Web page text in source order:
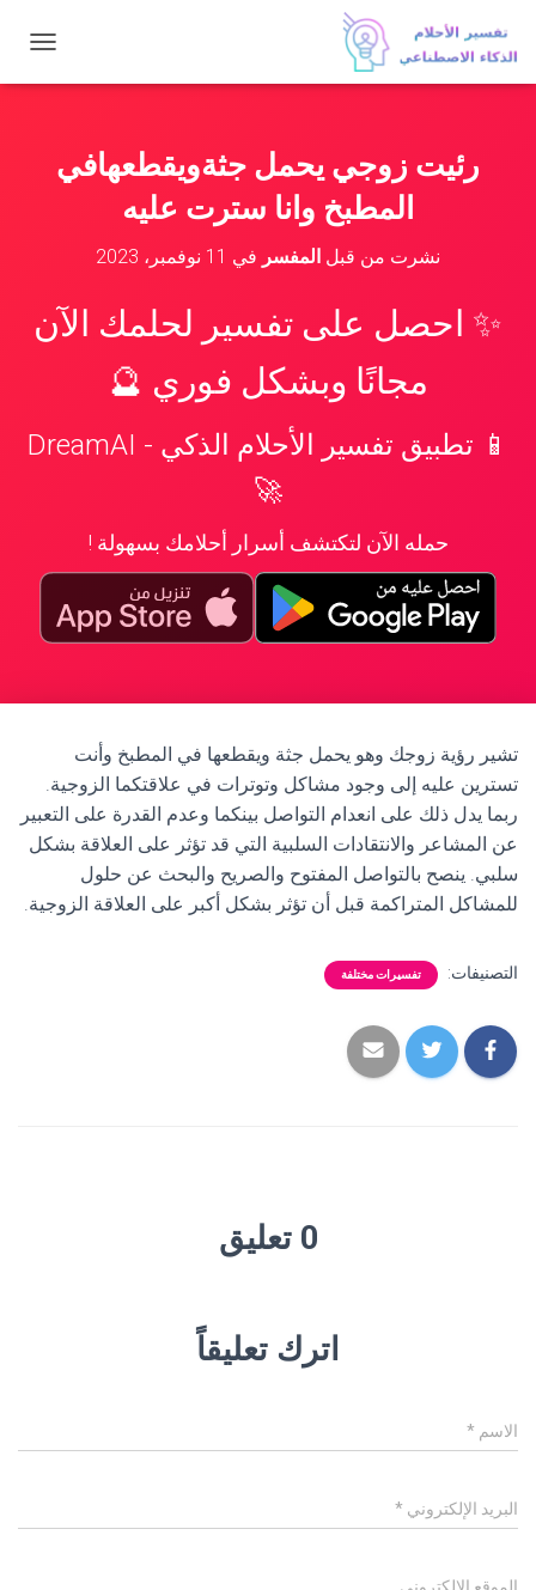
ب
رئيت زوجي يحمل جثةويقطعهافي
المطبخ وانا سترت عليه
نشرت من قبل المفسر في 11 نوفمبر، 2023
✨ احصل على تفسير لحلمك الآن
مجانًا وبشكل فوري 🔮
📱 تطبيق تفسير الأحلام الذكي - DreamAI
🚀
حمله الآن لتكتشف أسرار أحلامك بسهولة !
تشير رؤية زوجك وهو يحمل جثة ويقطعها في المطبخ وأنت
تسترين عليه إلى وجود مشاكل وتوترات في علاقتكما الزوجية.
ربما يدل ذلك على انعدام التواصل بينكما وعدم القدرة على التعبير
عن المشاعر والانتقادات السلبية التي قد تؤثر على العلاقة بشكل
سلبي. ينصح بالتواصل المفتوح والصريح والبحث عن حلول
للمشاكل المتراكمة قبل أن تؤثر بشكل أكبر على العلاقة الزوجية.
التصنيفات: تفسيرات مختلفة
0 تعليق
اترك تعليقاً
الاسم *
البريد الإلكتروني *